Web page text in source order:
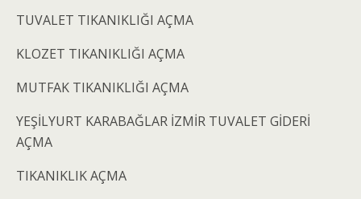
TUVALET TIKANIKLIĞI AÇMA
KLOZET TIKANIKLIĞI AÇMA
MUTFAK TIKANIKLIĞI AÇMA
YEŞİLYURT KARABAĞLAR İZMİR TUVALET GİDERİ
AÇMA
TIKANIKLIK AÇMA